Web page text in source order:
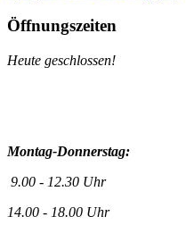
Öffnungszeiten
Heute geschlossen!
Montag-Donnerstag:
9.00 - 12.30 Uhr
14.00 - 18.00 Uhr